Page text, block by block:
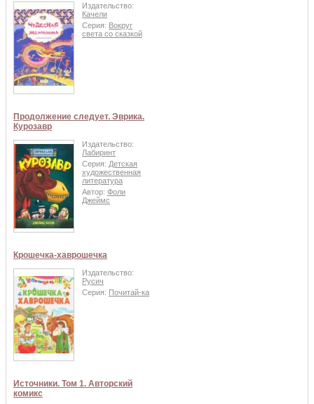
Издательство:
Качели
Серия: Вокруг
света со сказкой
Продолжение следует. Эврика.
Курозавр
Издательство:
Лабиринт
Серия: Детская
художественная
литература
Автор: Фоли
Джеймс
Крошечка-хаврошечка
Издательство:
Русич
Серия: Почитай-ка
Источники. Том 1. Авторский
комикс